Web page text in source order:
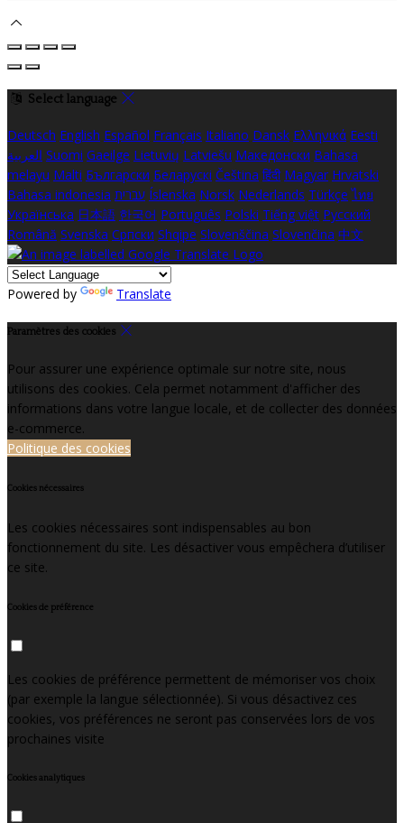
Select language
Deutsch English Español Français Italiano Dansk Ελληνικά Eesti
العربية Suomi Gaeilge Lietuvių Latviešu Македонски Bahasa
melayu Malti Български Беларускі Čeština हिंदी Magyar Hrvatski
Bahasa indonesia עברית Íslenska Norsk Nederlands Türkçe ไทย
Українська 日本語 한국어 Português Polski Tiếng việt Русский
Română Svenska Српски Shqipe Slovenščina Slovenčina 中文
Powered by Translate
Paramètres des cookies
Pour assurer une expérience optimale sur notre site, nous
utilisons des cookies. Cela permet notamment d'afficher des
informations dans votre langue locale, et de collecter des données
e-commerce.
Politique des cookies
Cookies nécessaires
Les cookies nécessaires sont indispensables au bon
fonctionnement du site. Les désactiver vous empêchera d’utiliser
ce site.
Cookies de préférence
Les cookies de préférence permettent de mémoriser vos choix
(par exemple la langue sélectionnée). Si vous désactivez ces
cookies, vos préférences ne seront pas conservées lors de vos
prochaines visite
Cookies analytiques